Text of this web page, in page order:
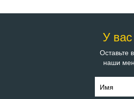
У
Оставьте
наши
Имя